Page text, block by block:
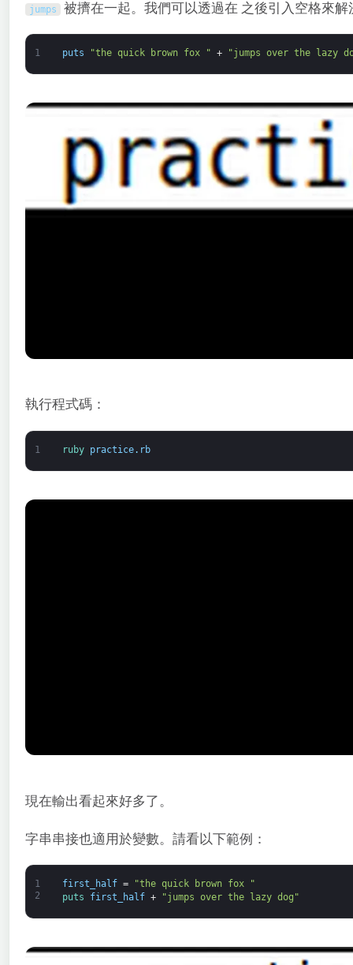
jumps 被擠在一起。我們可以透過在 之後引入空格來解
1 puts "the quick brown fox " + "jumps over the lazy
執行程式碼：
1 ruby practice. rb
現在輸出看起來好多了。
字串串接也適用於變數。請看以下範例：
1
2
first_half =
"the quick brown fox "
puts
first_half + "jumps over the lazy dog"